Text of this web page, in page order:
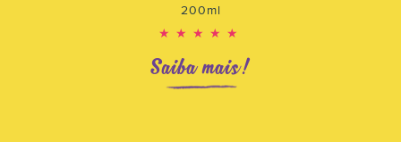
200ml
★★★★★
Saiba mais!